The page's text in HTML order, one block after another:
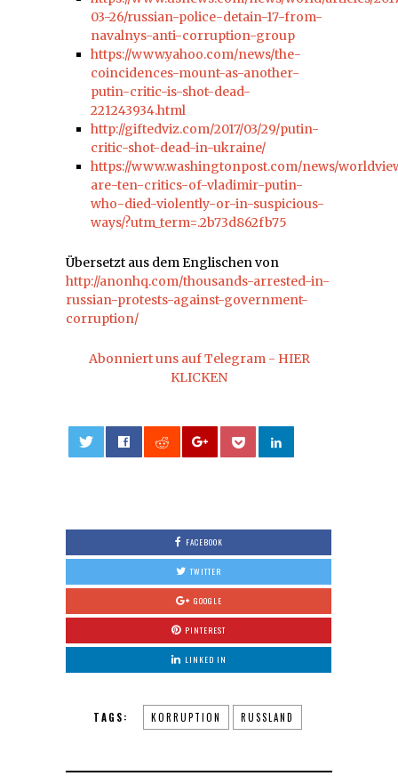
03-26/russian-police-detain-17-from-
navalnys-anti-corruption-group
https://www.yahoo.com/news/the-
coincidences-mount-as-another-
putin-critic-is-shot-dead-
221243934.html
http://giftedviz.com/2017/03/29/putin-
critic-shot-dead-in-ukraine/
https://www.washingtonpost.com/news/
are-ten-critics-of-vladimir-putin-
who-died-violently-or-in-suspicious-
ways/?utm_term=.2b73d862fb75
Übersetzt aus dem Englischen von
http://anonhq.com/thousands-arrested-in-
russian-protests-against-government-
corruption/
Abonniert uns auf Telegram - HIER
KLICKEN
FACEBOOK
TWITTER
GOOGLE
PINTEREST
LINKED IN
TAGS: KORRUPTION RUSSLAND